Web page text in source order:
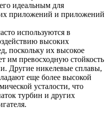
идеальным для
приложений и приложений
используются в
высоких
поскольку их высокое
им превосходную стойкость
Другие никелевые сплавы,
еще более высокой
усталости, что
турбин и других